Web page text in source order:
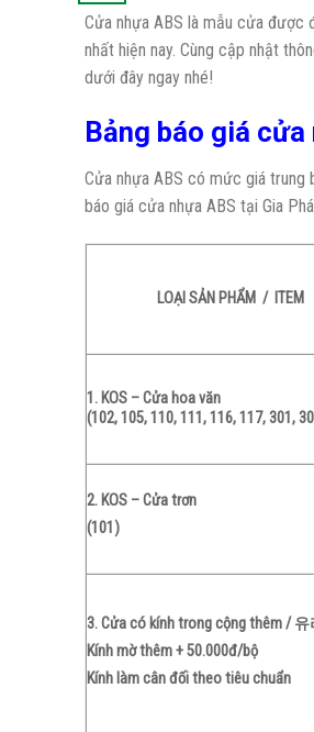
Cửa nhựa ABS là mẫu cửa được
nhất hiện nay. Cùng cập nhật
dưới đây ngay nhé!
Bảng báo giá
Cửa nhựa ABS có mức giá
báo giá cửa nhựa ABS tại Gia
LOẠI SẢN PHẨM / ITEM
1. KOS – Cửa hoa văn
(102, 105, 110, 111, 116, 117, 301,
2. KOS – Cửa trơn
(101)
3. Cửa có kính trong cộng thêm /
Kính mờ thêm + 50.000đ/bộ
Kính làm cân đối theo tiêu chuẩn